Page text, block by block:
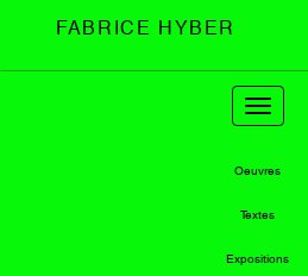
FABRICE HYBER
Toggle
navigation
Oeuvres
Textes
Expositions